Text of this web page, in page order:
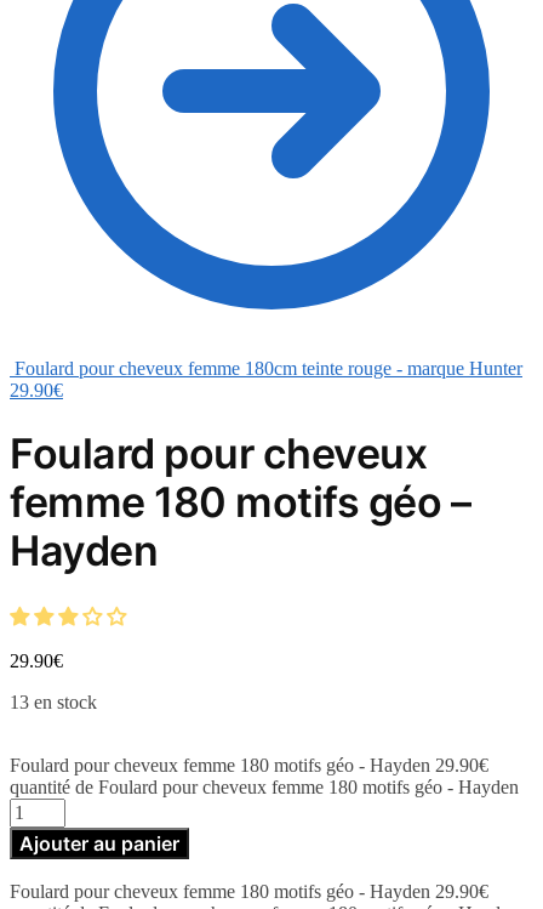
Foulard pour cheveux femme 180cm teinte rouge - marque Hunter
29.90€
Foulard pour cheveux
femme 180 motifs géo –
Hayden
29.90€
13 en stock
Foulard pour cheveux femme 180 motifs géo - Hayden 29.90€
quantité de Foulard pour cheveux femme 180 motifs géo - Hayden
Ajouter au panier
Foulard pour cheveux femme 180 motifs géo - Hayden 29.90€